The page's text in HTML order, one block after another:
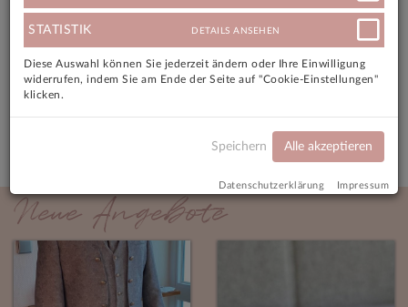
Angebotsmerkmale
Versandkosten
Neue Angebote
STATISTIK DETAILS ANSEHEN
Diese Auswahl können Sie jederzeit ändern oder Ihre Einwilligung
widerrufen, indem Sie am Ende der Seite auf "Cookie-Einstellungen"
klicken.
Speichern Alle akzeptieren
Datenschutzerklärung Impressum